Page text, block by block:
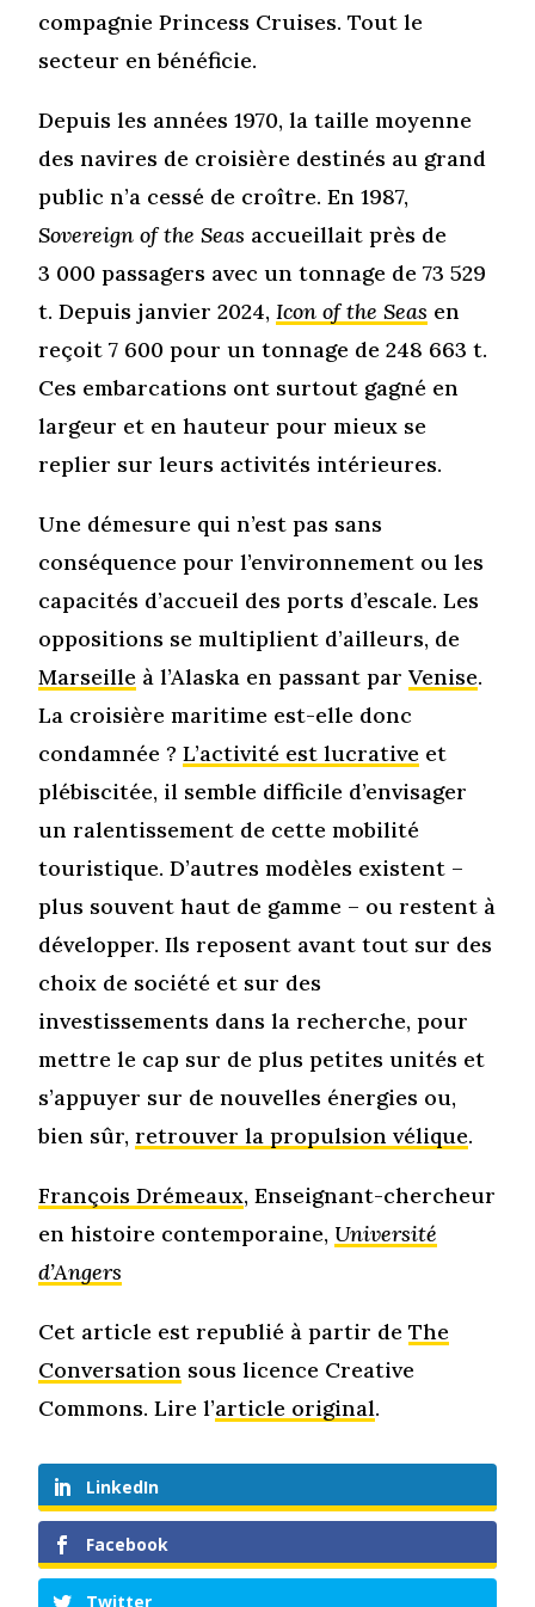
compagnie Princess Cruises. Tout le
secteur en bénéficie.
Depuis les années 1970, la taille moyenne
des navires de croisière destinés au grand
public n’a cessé de croître. En 1987,
Sovereign of the Seas accueillait près de
3 000 passagers avec un tonnage de 73 529
t. Depuis janvier 2024,Icon of the Seas en
reçoit 7 600 pour un tonnage de 248 663 t.
Ces embarcations ont surtout gagné en
largeur et en hauteur pour mieux se
replier sur leurs activités intérieures.
Une démesure qui n’est pas sans
conséquence pour l’environnement ou les
capacités d’accueil des ports d’escale. Les
oppositions se multiplient d’ailleurs, de
Marseille à l’Alaska en passant parVenise.
La croisière maritime est-elle donc
condamnée ?L’activité est lucrative et
plébiscitée, il semble difficile d’envisager
un ralentissement de cette mobilité
touristique. D’autres modèles existent –
plus souvent haut de gamme – ou restent à
développer. Ils reposent avant tout sur des
choix de société et sur des
investissements dans la recherche, pour
mettre le cap sur de plus petites unités et
s’appuyer sur de nouvelles énergies ou,
bien sûr,retrouver la propulsion vélique.
François Drémeaux, Enseignant-chercheur
en histoire contemporaine, Université
d’Angers
Cet article est republié à partir deThe
Conversation sous licence Creative
Commons. Lire l’article original.
LinkedIn
Facebook
Twitter